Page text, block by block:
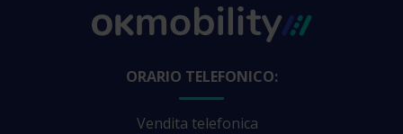
ORARIO TELEFONICO:
Vendita telefonica